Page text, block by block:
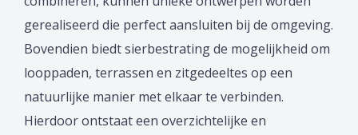
gerealiseerd die perfect aansluiten bij de omgeving.
Bovendien biedt sierbestrating de mogelijkheid om
looppaden, terrassen en zitgedeeltes op een
natuurlijke manier met elkaar te verbinden.
Hierdoor ontstaat een overzichtelijke en